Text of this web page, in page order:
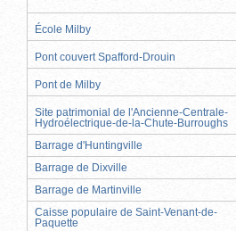
École Milby
Pont couvert Spafford-Drouin
Pont de Milby
Site patrimonial de l'Ancienne-Centrale-
Hydroélectrique-de-la-Chute-Burroughs
Barrage d'Huntingville
Barrage de Dixville
Barrage de Martinville
Caisse populaire de Saint-Venant-de-
Paquette